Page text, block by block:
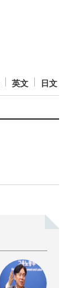
英文 日文